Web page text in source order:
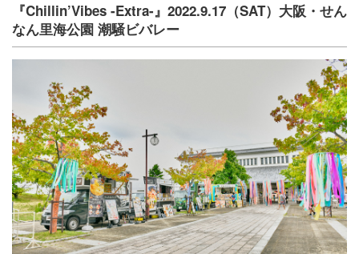
『Chillin’Vibes -Extra-』2022.9.17（SAT）大阪・せん
なん里海公園 潮騒ビバレー